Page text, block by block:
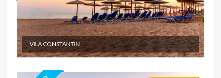
VILA CONSTANTIN